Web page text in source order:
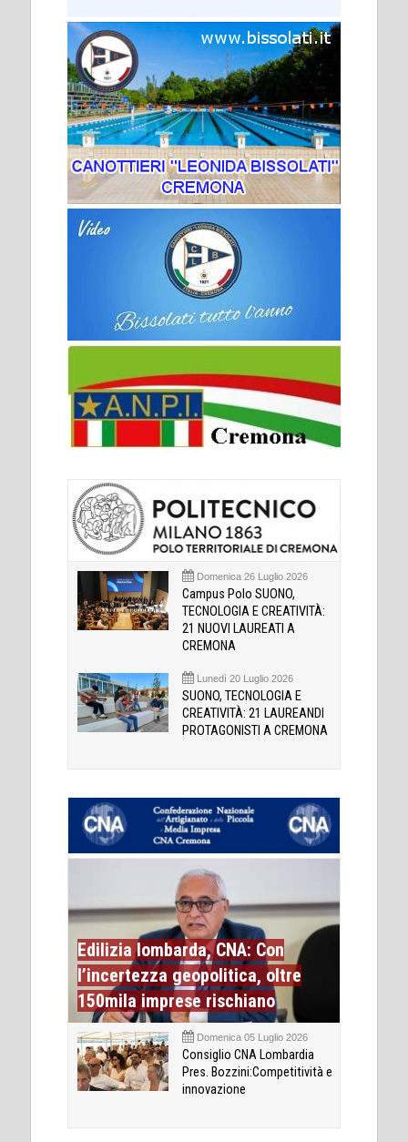
Domenica 26 Luglio 2026
Campus Polo SUONO,
TECNOLOGIA E CREATIVITÀ:
21 NUOVI LAUREATI A
CREMONA
Lunedì 20 Luglio 2026
SUONO, TECNOLOGIA E
CREATIVITÀ: 21 LAUREANDI
PROTAGONISTI A CREMONA
Edilizia lombarda, CNA: Con
l’incertezza geopolitica, oltre
150mila imprese rischiano
Domenica 05 Luglio 2026
Consiglio CNA Lombardia
Pres. Bozzini:Competitività e
innovazione